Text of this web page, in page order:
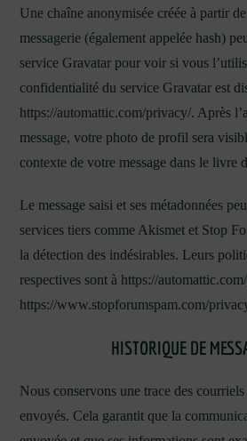
Une chaîne anonymisée créée à partir
messagerie (également appelée hash)
service Gravatar pour voir si vous
confidentialité du service Gravatar est
https://automattic.com/privacy/. Après
message, votre photo de profil sera
contexte de votre message dans le livre
Le message saisi et ses métadonnées
services tiers comme Akismet et Stop
la détection des indésirables. Leurs
respectives sont à https://
https://www.stopforumspam.com/
HISTORIQUE DE
Nous conservons une trace des
envoyés. Cela garantit que la